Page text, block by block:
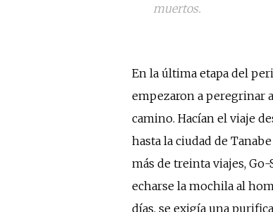
muertos.
En la última etapa del
empezaron a peregrinar
camino. Hacían el viaje
hasta la ciudad de
más de treinta viajes,
echarse la mochila al
días, se exigía una